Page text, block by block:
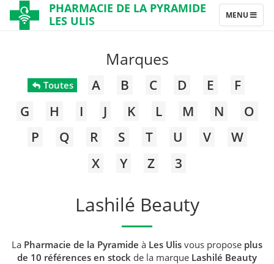
PHARMACIE DE LA PYRAMIDE
LES ULIS
TOGGLE
NAVIGATION
MENU
Marques
Toutes A B C D E
F
G
H I J K L M N
O
P
Q R S T U V
W
X
Y Z 3
Lashilé Beauty
La Pharmacie de la Pyramide à Les Ulis vous propose plus
de 10 références en stock de la marque Lashilé Beauty